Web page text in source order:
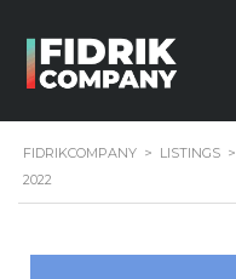
FIDRIKCOMPANY > LISTINGS >
2022